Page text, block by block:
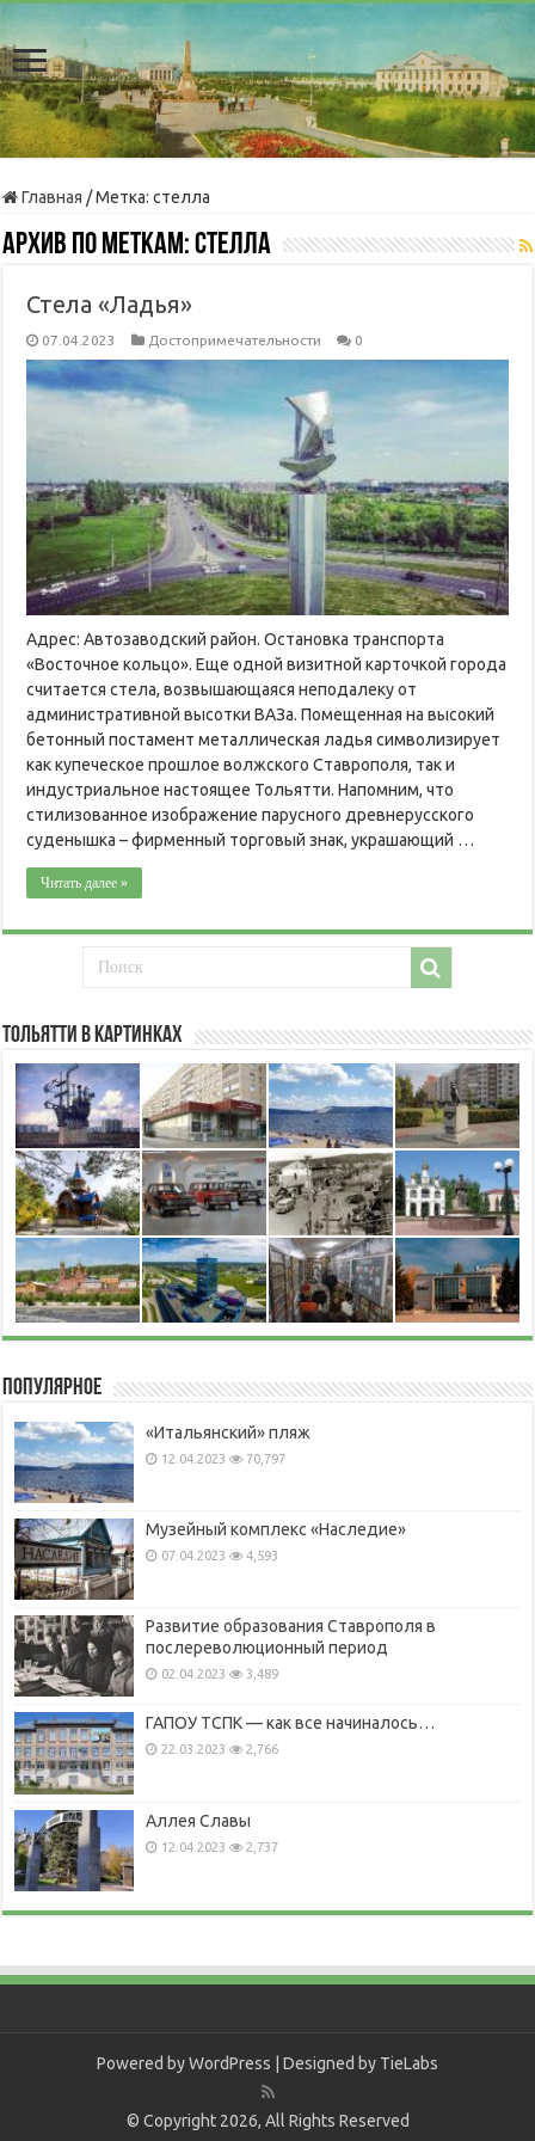
Главная /Метка:стелла
Архив по меткам:стелла
Стела «Ладья»
07.04.2023 Достопримечательности 0
Адрес: Автозаводский район. Остановка транспорта
«Восточное кольцо». Еще одной визитной карточкой города
считается стела, возвышающаяся неподалеку от
административной высотки ВАЗа. Помещенная на высокий
бетонный постамент металлическая ладья символизирует
как купеческое прошлое волжского Ставрополя, так и
индустриальное настоящее Тольятти. Напомним, что
стилизованное изображение парусного древнерусского
суденышка – фирменный торговый знак, украшающий …
Читать далее »
Тольятти в картинках
Популярное
«Итальянский» пляж
12.04.2023 70,797
Музейный комплекс «Наследие»
07.04.2023 4,593
Развитие образования Ставрополя в
послереволюционный период
02.04.2023 3,489
ГАПОУ ТСПК — как все начиналось…
22.03.2023 2,766
Аллея Славы
12.04.2023 2,737
Powered byWordPress | Designed by TieLabs
© Copyright 2026, All Rights Reserved